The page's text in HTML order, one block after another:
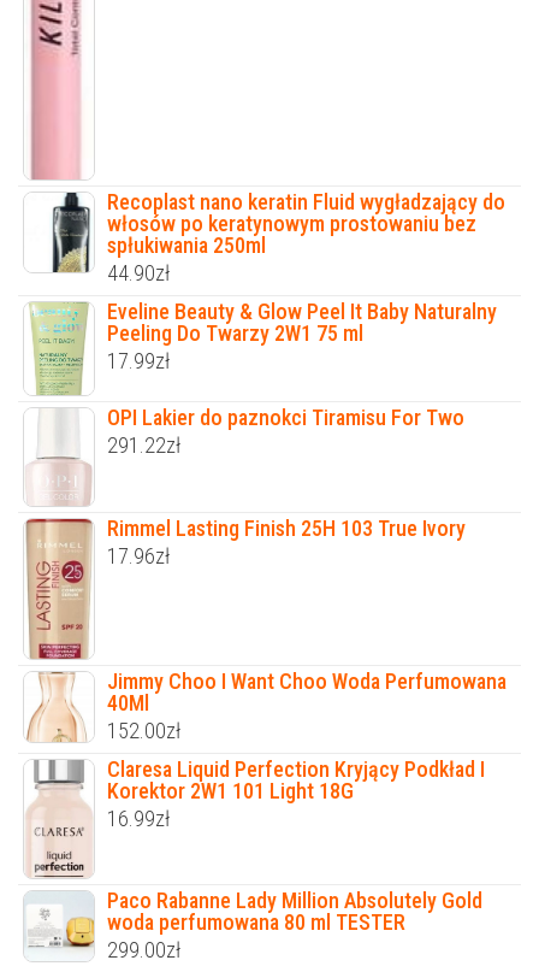
Recoplast nano keratin Fluid wygładzający do
włosów po keratynowym prostowaniu bez
spłukiwania 250ml
44.90zł
Eveline Beauty & Glow Peel It Baby Naturalny
Peeling Do Twarzy 2W1 75 ml
17.99zł
OPI Lakier do paznokci Tiramisu For Two
291.22zł
Rimmel Lasting Finish 25H 103 True Ivory
17.96zł
Jimmy Choo I Want Choo Woda Perfumowana
40Ml
152.00zł
Claresa Liquid Perfection Kryjący Podkład I
Korektor 2W1 101 Light 18G
16.99zł
Paco Rabanne Lady Million Absolutely Gold
woda perfumowana 80 ml TESTER
299.00zł